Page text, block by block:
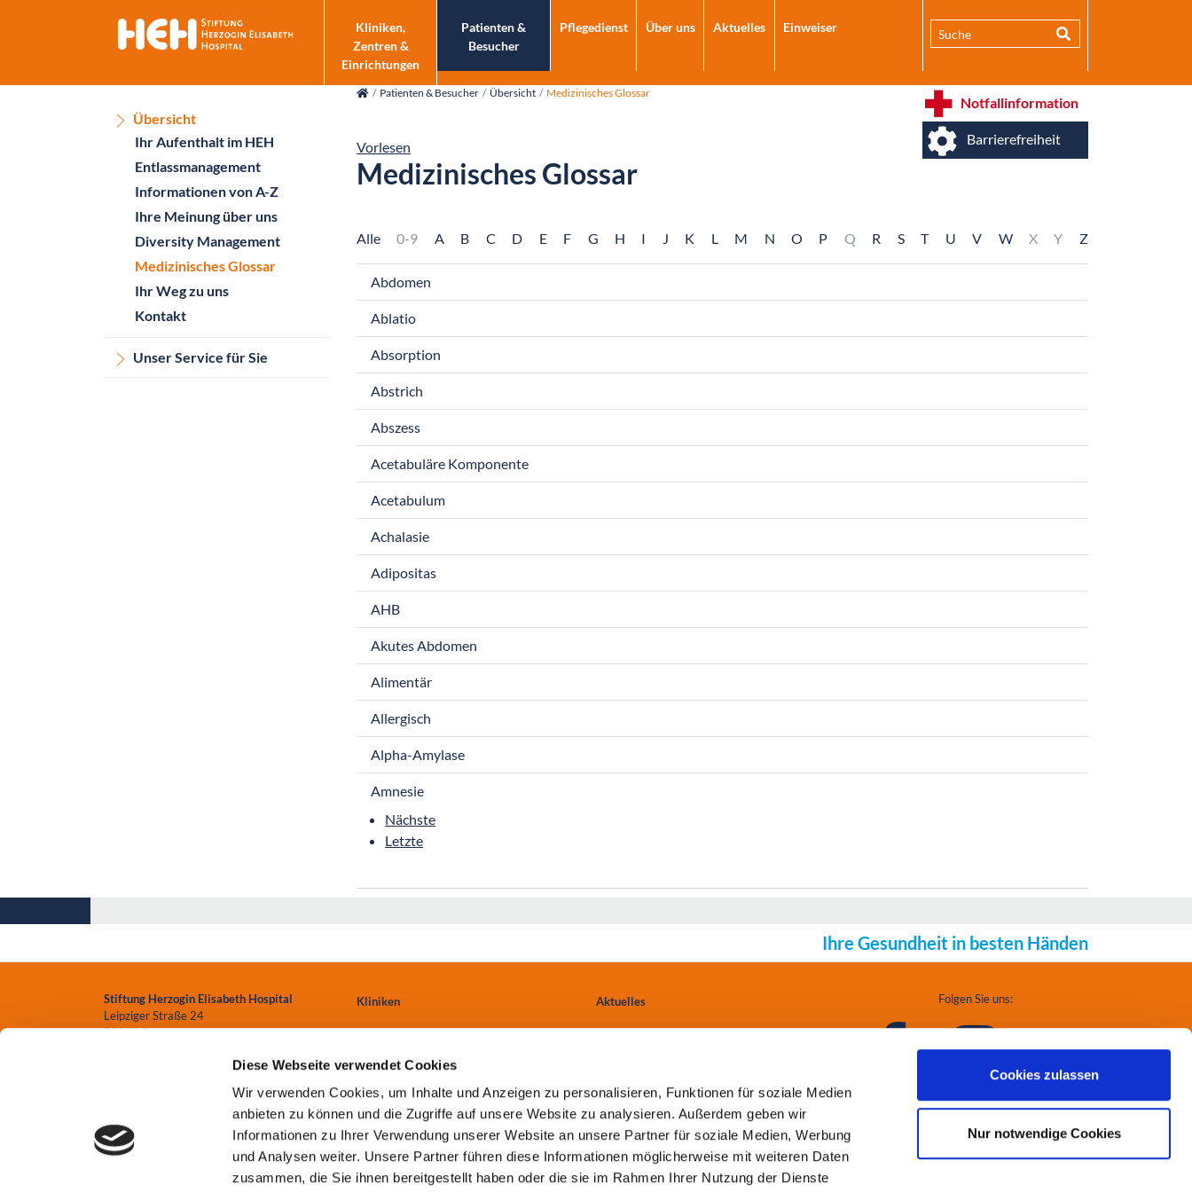
Diese Webseite verwendet Cookies
Wir verwenden Cookies, um Inhalte und Anzeigen zu personalisieren, Funktionen für soziale Medien
anbieten zu können und die Zugriffe auf unsere Website zu analysieren. Außerdem geben wir
Informationen zu Ihrer Verwendung unserer Website an unsere Partner für soziale Medien, Werbung
und Analysen weiter. Unsere Partner führen diese Informationen möglicherweise mit weiteren Daten
zusammen, die Sie ihnen bereitgestellt haben oder die sie im Rahmen Ihrer Nutzung der Dienste
Cookies zulassen
Nur notwendige Cookies
Kliniken,
Zentren &
Einrichtungen
Patienten &
Besucher
Pflegedienst Über uns Aktuelles Einweiser
Notfallinformation
Barrierefreiheit
Übersicht
Ihr Aufenthalt im HEH
Entlassmanagement
Informationen von A-Z
Ihre Meinung über uns
Diversity Management
Medizinisches Glossar
Ihr Weg zu uns
Kontakt
Unser Service für Sie
Patienten & Besucher Übersicht Medizinisches Glossar
Vorlesen
Medizinisches Glossar
Alle 0-9 A B C D E F G H I J K L M N O P Q R S T U V W X Y Z
Abdomen
Ablatio
Absorption
Abstrich
Abszess
Acetabuläre Komponente
Acetabulum
Achalasie
Adipositas
AHB
Akutes Abdomen
Alimentär
Allergisch
Alpha-Amylase
Amnesie
Nächste
Letzte
Ihre Gesundheit in besten Händen
Stiftung Herzogin Elisabeth Hospital
Leipziger Straße 24
38124 Braunschweig
Kliniken Aktuelles
Einrichtungen Anfahrt
Pflege Kontakt
Folgen Sie uns: